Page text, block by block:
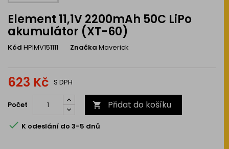
Element 11,1V 2200mAh 50C LiPo
akumulátor (XT-60)
Kód HPIMV151111 Značka Maverick
623 Kč S DPH
Počet  Přidat do košíku
 K odeslání do 3-5 dnů